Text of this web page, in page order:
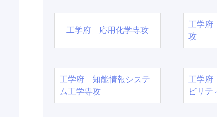
工学府 応用化学専攻
工学府
攻
工学府 知能情報システ
ム工学専攻
工学府
ビリテ